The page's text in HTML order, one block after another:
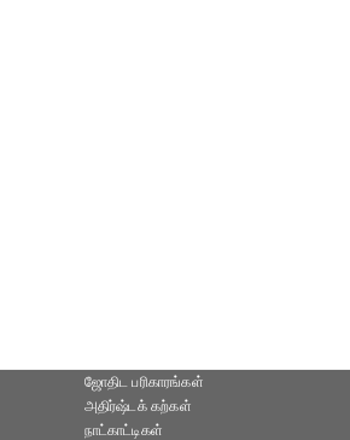
ஜோதிட ப‌ரிகார‌ங்க‌ள்
அதிர்ஷ்டக் கற்கள்
நாட்காட்டிகள்